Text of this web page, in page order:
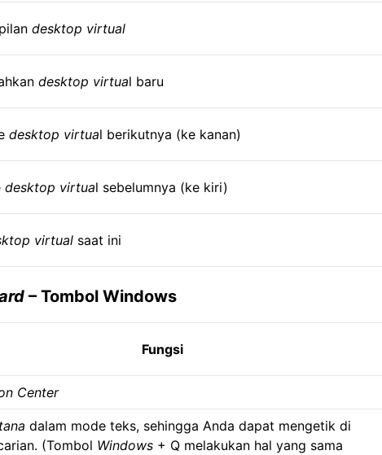
desktop virtual
desktop virtual baru
desktop virtual berikutnya (ke kanan)
desktop virtual sebelumnya (ke kiri)
virtual saat ini
– Tombol Windows
Fungsi
Center
dalam mode teks, sehingga Anda dapat mengetik di
(Tombol Windows + Q melakukan hal yang sama